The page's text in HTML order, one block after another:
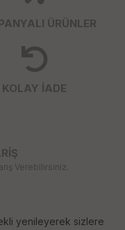
ÜRÜNLER
KOLAY İADE
Verebilirsiniz.
yenileyerek sizlere